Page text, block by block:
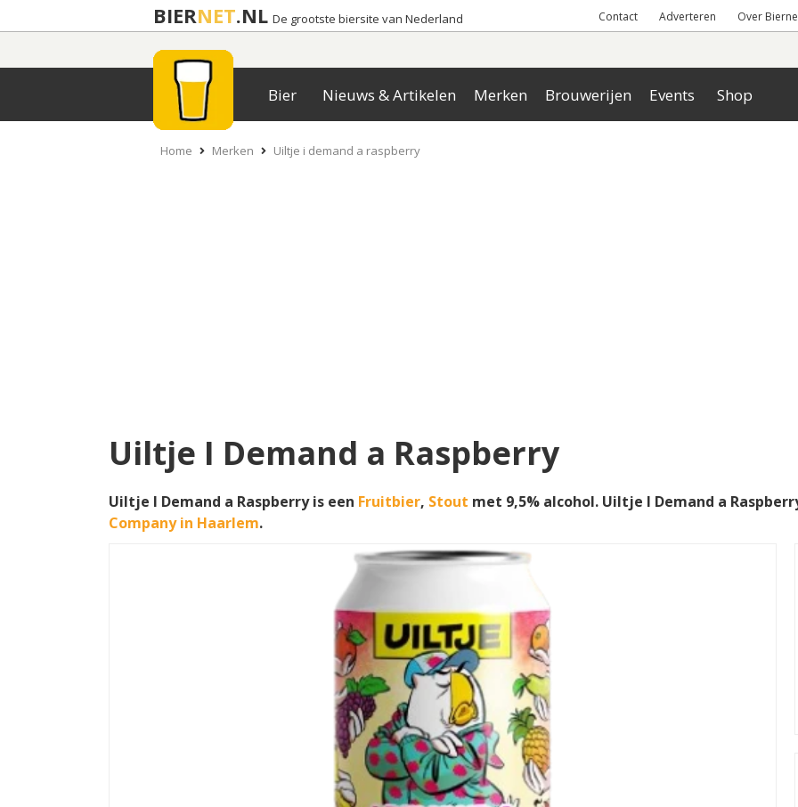
BIERNET.NL De grootste biersite van Nederland Contact Adverteren Over
Bier Nieuws & Artikelen Merken Brouwerijen Events Shop
Home Merken Uiltje i demand a raspberry
Uiltje I Demand a Raspberry
Uiltje I Demand a Raspberry is een Fruitbier, Stout met 9,5% alcohol. Uiltje I Demand a
Company in Haarlem.